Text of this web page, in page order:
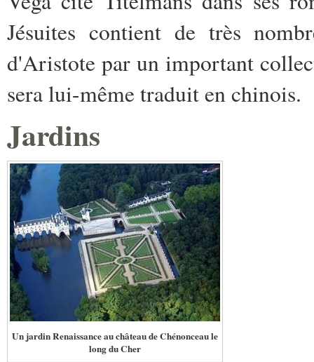
Jésuites contient de très
d'Aristote par un important
sera lui-même traduit en chinois.
Jardins
Un jardin Renaissance au château de Chénonceau le
long du Cher